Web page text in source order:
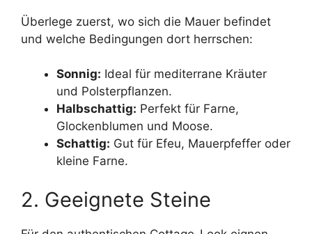
Überlege zuerst, wo sich die Mauer befindet
und welche Bedingungen dort herrschen:
Sonnig: Ideal für mediterrane Kräuter
und Polsterpflanzen.
Halbschattig: Perfekt für Farne,
Glockenblumen und Moose.
Schattig: Gut für Efeu, Mauerpfeffer oder
kleine Farne.
2. Geeignete Steine